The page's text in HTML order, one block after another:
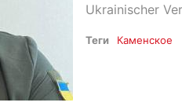
Ukrainischer
Теги Каменское